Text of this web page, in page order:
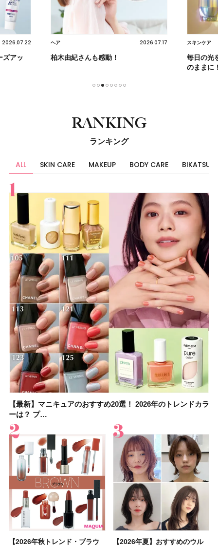
2026.07.22
ズアッ
ヘア 2026.07.17
柏木由紀さんも感動！
スキンケア
毎日の光
のままに
RANKING
ランキング
ALL SKIN CARE MAKEUP BODY CARE BIKATSU
すべて
【最新】マニキュアのおすすめ20選！ 2026年のトレンドカラ
ーは？ プ…
【2026年秋トレンド・ブラウ
【2026年夏】おすすめのウル
スキンケア
大野真理子さんのリピ買い「ブライトニング」14選！ 透明肌
の秘訣を公開
【石井美保さん】おすすめの
【上田竜也さんのマイベストコ
メイク
【最新】マニキュアのおすすめ20選！ 2026年のトレンドカラ
ーは？ プ…
【2026年秋トレンド・ブラウ
【2026年新作】大人の「ピン
ボディケア
【2026夏】「香水・フレグランス」ランキングTOP5！＜美
容マニア・マ…
【2026年】ボディ用日焼け止
【クリスマスコフレ2026】
美活
【板野友美さんの美活】「実はうねりやすいクセ毛なんで
す」美しいロングヘア…
【簡単・夏バテ防止レシピ12
【美容系・伊能忠敬界隈】上西
ヘア
【2026年夏】40代におすすめの髪型30選！ 若く見える・手
入れが楽な…
【2026年夏】おすすめのウル
【2026年夏】おすすめの髪型
ライフスタイル
【フォロー＆いいねで当たる】中国割烹旅館 掬水亭の宿泊券
を1組2名様にプ…
【鈴木えみさんの愛用品30選】
【橋本環奈さんの美容Q&A】
ビューティーズ
【セザンヌ】「ブライトカラーシーラー」新色グリーンが8/7
に発売｜既存色…
【セザンヌ】8/7新色追加！
【スック2026新作】秋コレク